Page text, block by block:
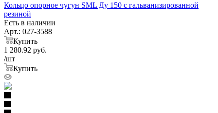
Кольцо опорное чугун SML Ду 150 с гальванизированной
резиной
Есть в наличии
Арт.: 027-3588
Купить
1 280.92 руб.
/шт
Купить